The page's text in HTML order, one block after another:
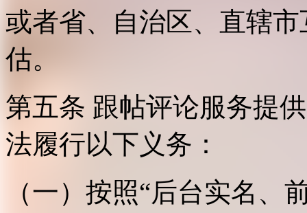
或者省、自治区、直辖
估。
第五条 跟帖评论服务提
法履行以下义务：
（一）按照“后台实名、